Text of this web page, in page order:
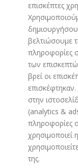
επισκέπτες
βελτιώσουμε
πληροφορίες
των
βρεί οι
στην
(analytics &
πληροφορίες
χρησιμοποιεί
της.